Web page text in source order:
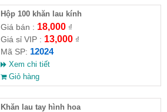
Hộp 100 khăn lau kính
Giá bán : 18,000₫
Giá sỉ VIP : 13,000₫
Mã SP: 12024
Xem chi tiết
Giỏ hàng
Khăn lau tay hình hoa